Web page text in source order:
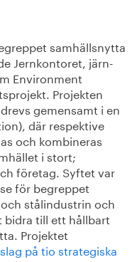
samhällsnytta
Jernkontoret, järn-
Environment
Projekten
gemensamt i en
där respektive
och kombineras
i stort;
företag. Syftet var
för begreppet
stålindustrin och
bidra till ett hållbart
Projektet
på tio strategiska